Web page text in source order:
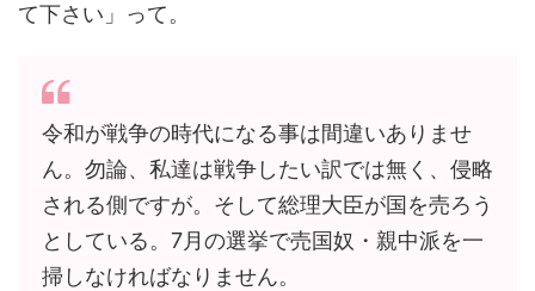
て下さい」って。
令和が戦争の時代になる事は間違いありませ
ん。勿論、私達は戦争したい訳では無く、侵略
される側ですが。そして総理大臣が国を売ろう
としている。7月の選挙で売国奴・親中派を一
掃しなければなりません。